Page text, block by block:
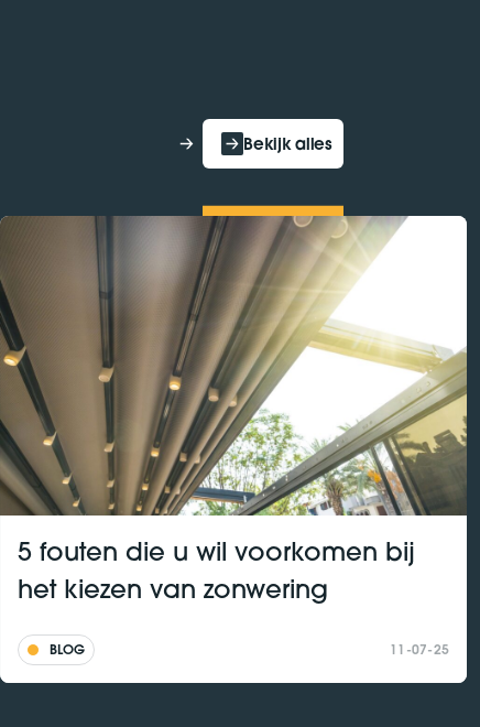
Bekijk alles
5 fouten die u wil voorkomen bij
het kiezen van zonwering
BLOG 11-07-25